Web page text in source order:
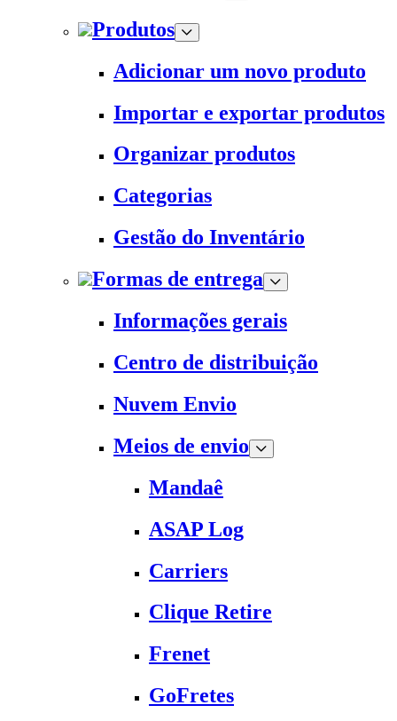
Produtos
Adicionar um novo produto
Importar e exportar produtos
Organizar produtos
Categorias
Gestão do Inventário
Formas de entrega
Informações gerais
Centro de distribuição
Nuvem Envio
Meios de envio
Mandaê
ASAP Log
Carriers
Clique Retire
Frenet
GoFretes